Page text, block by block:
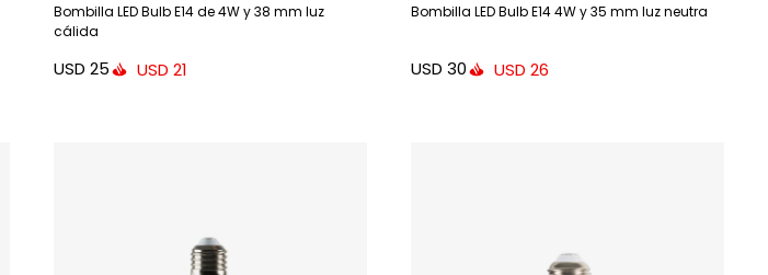
Bombilla LED Bulb E14 de 4W y 38 mm luz
cálida
USD 25 USD 21
Bombilla LED Bulb E14 4W y 35 mm luz neutra
USD 30 USD 26